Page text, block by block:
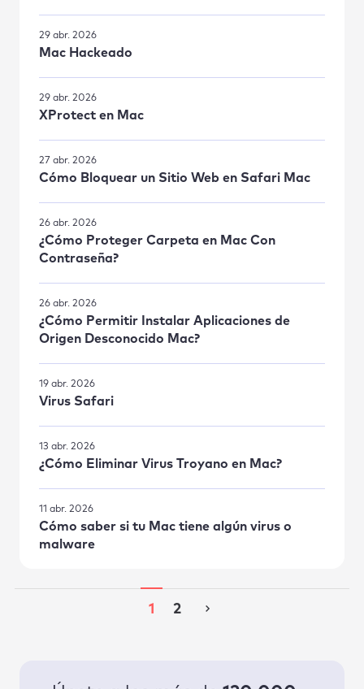
29 abr. 2026
Mac Hackeado
29 abr. 2026
XProtect en Mac
27 abr. 2026
Cómo Bloquear un Sitio Web en Safari Mac
26 abr. 2026
¿Cómo Proteger Carpeta en Mac Con
Contraseña?
26 abr. 2026
¿Cómo Permitir Instalar Aplicaciones de
Origen Desconocido Mac?
19 abr. 2026
Virus Safari
13 abr. 2026
¿Cómo Eliminar Virus Troyano en Mac?
11 abr. 2026
Cómo saber si tu Mac tiene algún virus o
malware
1 2